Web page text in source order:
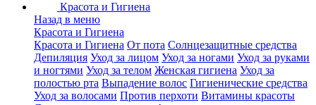
Красота и Гигиена
Назад в меню
Красота и Гигиена
Красота и Гигиена От пота Солнцезащитные средства
Депиляция Уход за лицом Уход за ногами Уход за руками
и ногтями Уход за телом Женская гигиена Уход за
полостью рта Выпадение волос Гигиенические средства
Уход за волосами Против перхоти Витамины красоты